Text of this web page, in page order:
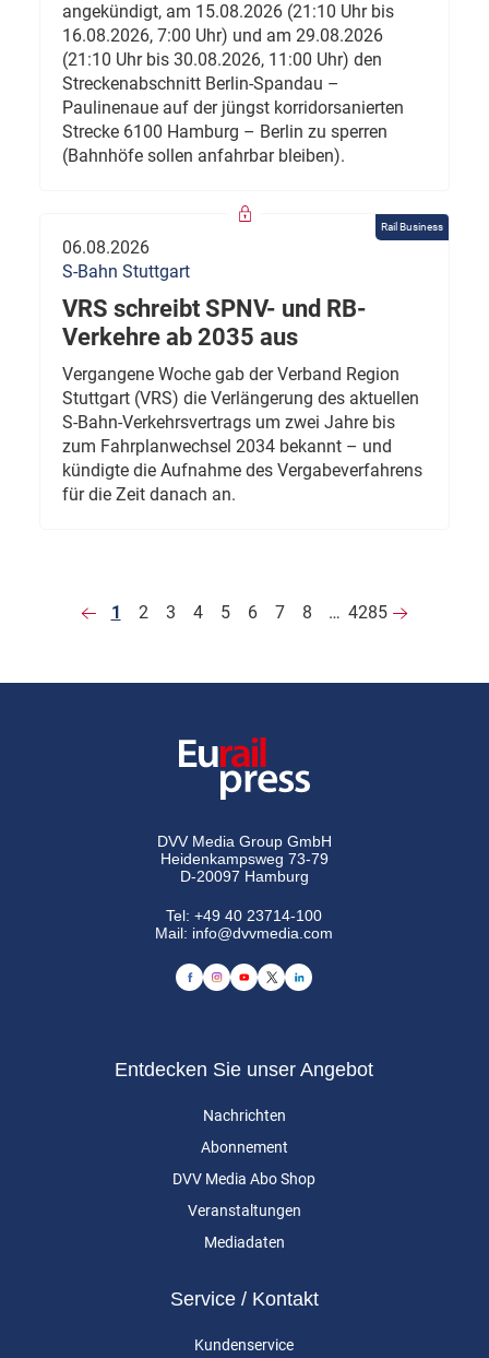
angekündigt, am 15.08.2026 (21:10 Uhr bis
16.08.2026, 7:00 Uhr) und am 29.08.2026
(21:10 Uhr bis 30.08.2026, 11:00 Uhr) den
Streckenabschnitt Berlin-Spandau –
Paulinenaue auf der jüngst korridorsanierten
Strecke 6100 Hamburg – Berlin zu sperren
(Bahnhöfe sollen anfahrbar bleiben).
Rail Business
06.08.2026
S-Bahn Stuttgart
VRS schreibt SPNV- und RB-
Verkehre ab 2035 aus
Vergangene Woche gab der Verband Region
Stuttgart (VRS) die Verlängerung des aktuellen
S-Bahn-Verkehrsvertrags um zwei Jahre bis
zum Fahrplanwechsel 2034 bekannt – und
kündigte die Aufnahme des Vergabeverfahrens
für die Zeit danach an.
1 2 3 4 5 6 7 8 … 4285
DVV Media Group GmbH
Heidenkampsweg 73-79
D-20097 Hamburg
Tel:+49 40 23714-100
Mail: info@dvvmedia.com
Entdecken Sie unser Angebot
Nachrichten
Abonnement
DVV Media Abo Shop
Veranstaltungen
Mediadaten
Service / Kontakt
Kundenservice